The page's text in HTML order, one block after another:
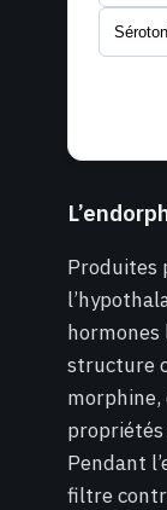
Produites
hormones
structure
morphine,
Pendant
filtre